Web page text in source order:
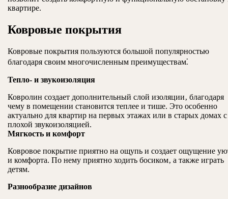
квартире.
Ковровые покрытия
Ковровые покрытия пользуются большой популярностью
благодаря своим многочисленным преимуществам⁚
Тепло- и звукоизоляция
Ковролин создает дополнительный слой изоляции‚ благодаря
чему в помещении становится теплее и тише. Это особенно
актуально для квартир на первых этажах или в старых домах с
плохой звукоизоляцией.
Мягкость и комфорт
Ковровое покрытие приятно на ощупь и создает ощущение
и комфорта. По нему приятно ходить босиком‚ а также играть
детям.
Разнообразие дизайнов